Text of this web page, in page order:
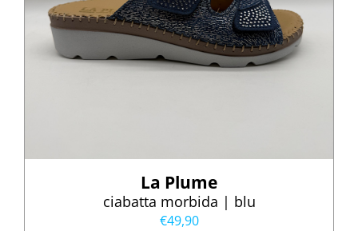
La Plume
ciabatta morbida | blu
€49,90